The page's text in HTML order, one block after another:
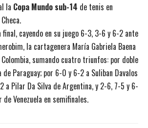
la Copa Mundo sub-14 de tenis en
final, cayendo en su juego 6-3, 3-6 y 6-2 ante
la cartagenera María Gabriela Baena
sumando cuatro triunfos: por doble
Paraguay; por 6-0 y 6-2 a Suliban Davalos
a Pilar Da Silva de Argentina, y 2-6, 7-5 y 6-
Venezuela en semifinales.